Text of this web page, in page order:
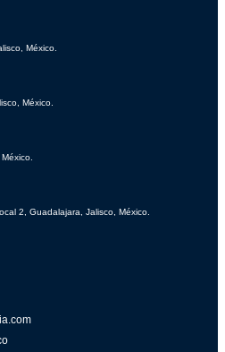
México.
México.
2, Guadalajara, Jalisco, México.